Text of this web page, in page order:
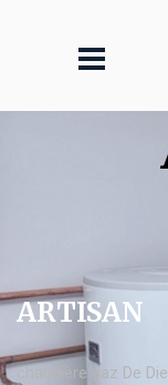
ARTISAN
chaudière gaz De